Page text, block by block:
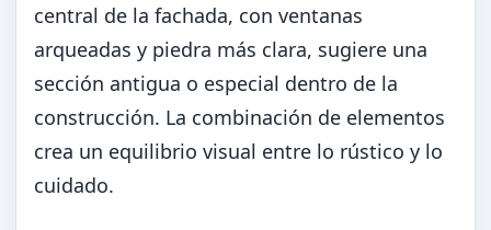
central de la fachada, con ventanas
arqueadas y piedra más clara, sugiere una
sección antigua o especial dentro de la
construcción. La combinación de elementos
crea un equilibrio visual entre lo rústico y lo
cuidado.